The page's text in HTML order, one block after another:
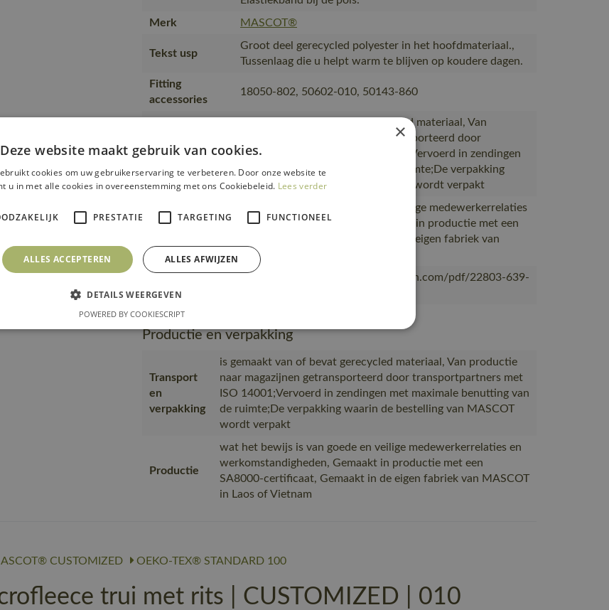
Merk
MASCOT®
Tekst usp
Groot deel gerecycled polyester in het hoofdmateriaal.,
Tussenlaag die u helpt warm te blijven op koudere dagen.
Fitting
accessories
18050-802, 50602-010, 50143-860
Transport en
is gemaakt van of bevat gerecycled materiaal, Van
productie naar magazijnen getransporteerd door
transportpartners met ISO 14001;Vervoerd in zendingen
met maximale benutting van de ruimte;De verpakking
waarin de bestelling van MASCOT wordt verpakt
wat het bewijs is van goede en veilige medewerkerrelaties
en werkomstandigheden, Gemaakt in productie met een
SA8000-certificaat, Gemaakt in de eigen fabriek van
MASCOT in Laos of Vietnam
pdf
https://mascotsitecore-1ccb8.kxcdn.com/pdf/22803-639-
Productie en verpakking
Transport
en
verpakking
is gemaakt van of bevat gerecycled materiaal, Van productie
naar magazijnen getransporteerd door transportpartners met
ISO 14001;Vervoerd in zendingen met maximale benutting van
de ruimte;De verpakking waarin de bestelling van MASCOT
wordt verpakt
Productie
wat het bewijs is van goede en veilige medewerkerrelaties en
werkomstandigheden, Gemaakt in productie met een
SA8000-certificaat, Gemaakt in de eigen fabriek van MASCOT
in Laos of Vietnam
CUSTOMIZED OEKO-TEX® STANDARD 100
trui met rits | CUSTOMIZED | 010
×
Deze website maakt gebruik van cookies.
cookies om uw gebruikerservaring te verbeteren. Door onze website te
u in met alle cookies in overeenstemming met ons Cookiebeleid. Lees verder
PRESTATIE TARGETING FUNCTIONEEL
ALLES ACCEPTEREN ALLES AFWIJZEN
DETAILS WEERGEVEN
POWERED BY COOKIESCRIPT